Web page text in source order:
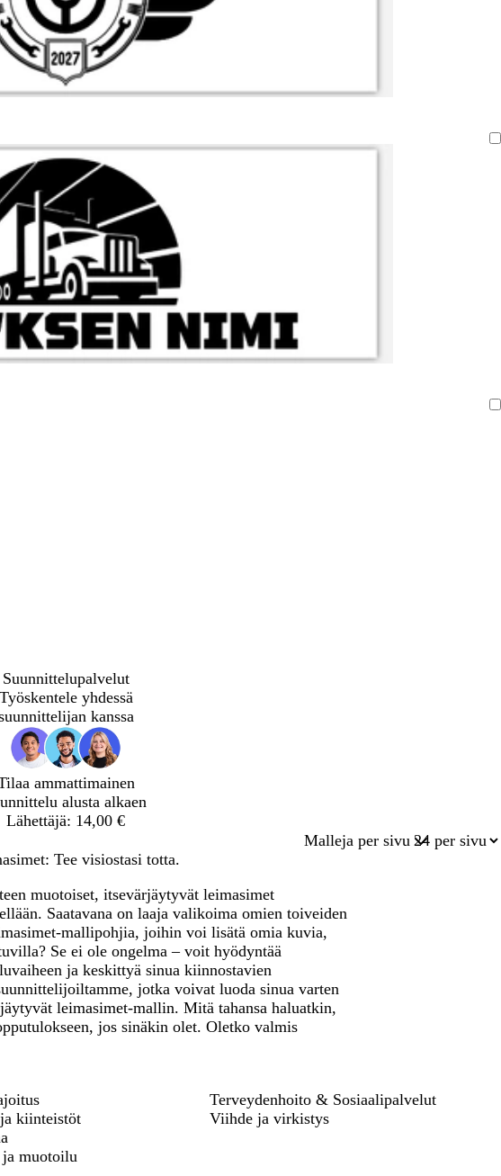
Suunnittelupalvelut
Työskentele yhdessä
kanssa
ammattimainen
alusta alkaen
Lähettäjä: 14,00 €
Malleja per sivu
Tee visiostasi totta.
muotoiset, itsevärjäytyvät leimasimet
Saatavana on laaja valikoima omien toiveiden
mallipohjia, joihin voi lisätä omia kuvia,
Se ei ole ongelma – voit hyödyntää
ja keskittyä sinua kiinnostavien
jotka voivat luoda sinua varten
leimasimet-mallin. Mitä tahansa haluatkin,
jos sinäkin olet. Oletko valmis
kiinteistöt
muotoilu
Terveydenhoito & Sosiaalipalvelut
Viihde ja virkistys